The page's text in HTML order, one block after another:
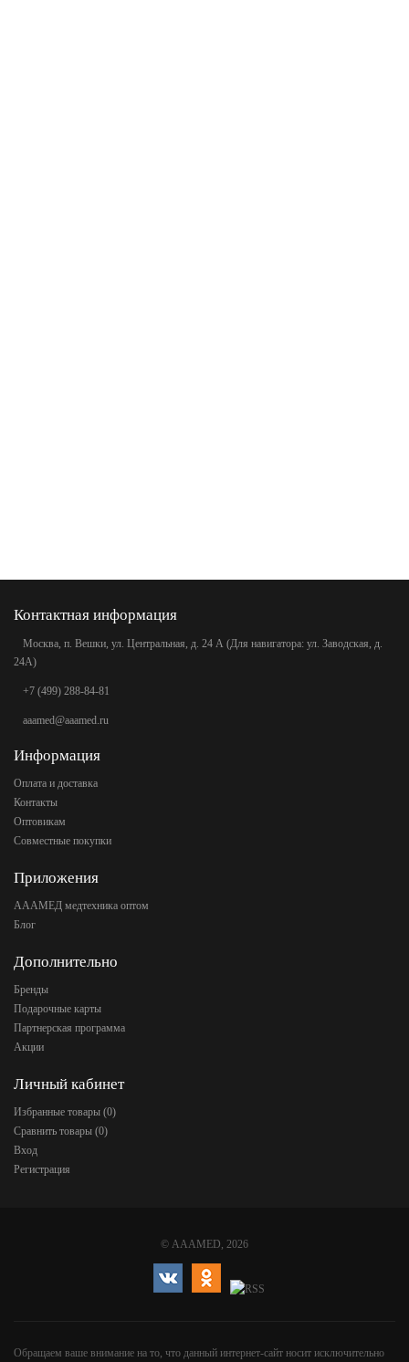
Контактная информация
Москва, п. Вешки, ул. Центральная, д. 24 А (Для навигатора: ул. Заводская, д.
24А)
+7 (499) 288-84-81
aaamed@aaamed.ru
Информация
Оплата и доставка
Контакты
Оптовикам
Совместные покупки
Приложения
АААМЕД медтехника оптом
Блог
Дополнительно
Бренды
Подарочные карты
Партнерская программа
Акции
Личный кабинет
Избранные товары (0)
Сравнить товары (0)
Вход
Регистрация
© AAAMED, 2026
Обращаем ваше внимание на то, что данный интернет-сайт носит исключительно